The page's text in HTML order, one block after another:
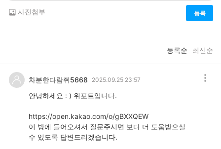
등록
사진첨부
등록순 최신순
차분한다람쥐5668 2025.09.25 23:57
안녕하세요 : ) 위포트입니다.
https://open.kakao.com/o/gBXXQEW
이 방에 들어오셔서 질문주시면 보다 더 도움받으실
수 있도록 답변드리겠습니다.